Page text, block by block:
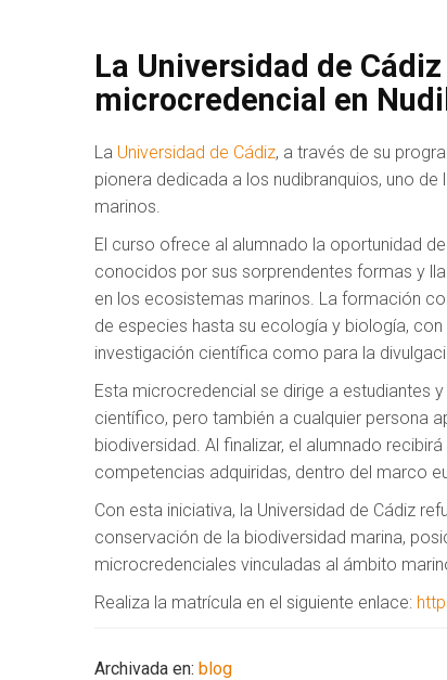
La Universidad de
microcredencial en
La Universidad de Cádiz, a través de su
pionera dedicada a los nudibranquios, uno
marinos.
El curso ofrece al alumnado la oportunidad
conocidos por sus sorprendentes formas y
en los ecosistemas marinos. La formación
de especies hasta su ecología y biología,
investigación científica como para la
Esta microcredencial se dirige a estudiantes
científico, pero también a cualquier persona
biodiversidad. Al finalizar, el alumnado
competencias adquiridas, dentro del marco
Con esta iniciativa, la Universidad de Cádiz
conservación de la biodiversidad marina,
microcredenciales vinculadas al ámbito
Realiza la matrícula en el siguiente enlace:
Archivada en: blog